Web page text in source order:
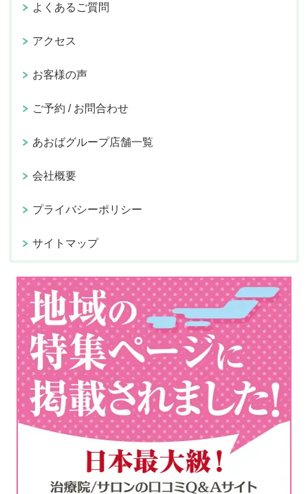
よくあるご質問
アクセス
お客様の声
ご予約 / お問合わせ
あおばグループ店舗一覧
会社概要
プライバシーポリシー
サイトマップ